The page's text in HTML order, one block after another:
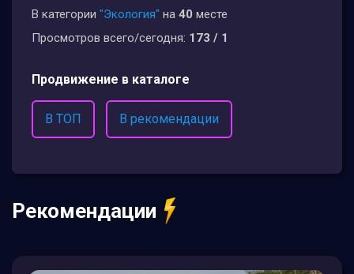
В категории "Экология" на 40 месте
Просмотров всего/сегодня: 173 / 1
Продвижение в каталоге
В ТОП В рекомендации
Рекомендации